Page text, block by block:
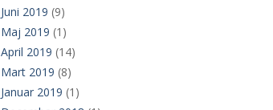
Juni 2019 (9)
Maj 2019 (1)
April 2019 (14)
Mart 2019 (8)
Januar 2019 (1)